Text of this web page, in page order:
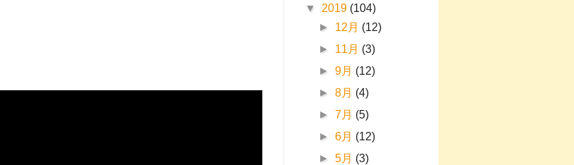
▼ 2019 (104)
► 12月 (12)
► 11月 (3)
►9月 (12)
►8月 (4)
►7月 (5)
►6月 (12)
►5月 (3)